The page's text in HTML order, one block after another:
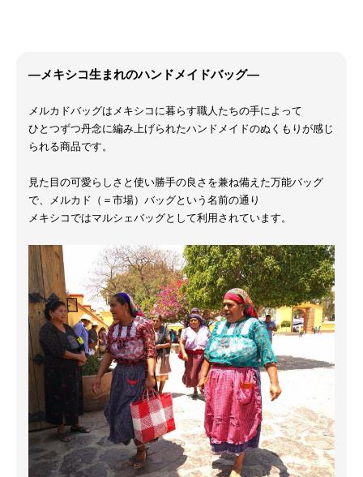
―メキシコ生まれのハンドメイドバッグ―
メルカドバッグはメキシコに暮らす職人たちの手によって
ひとつずつ丹念に編み上げられたハンドメイドのぬくもりが感じ
られる商品です。
見た目の可愛らしさと使い勝手の良さを兼ね備えた万能バッグ
で、メルカド（＝市場）バッグという名前の通り
メキシコではマルシェバッグとして利用されています。